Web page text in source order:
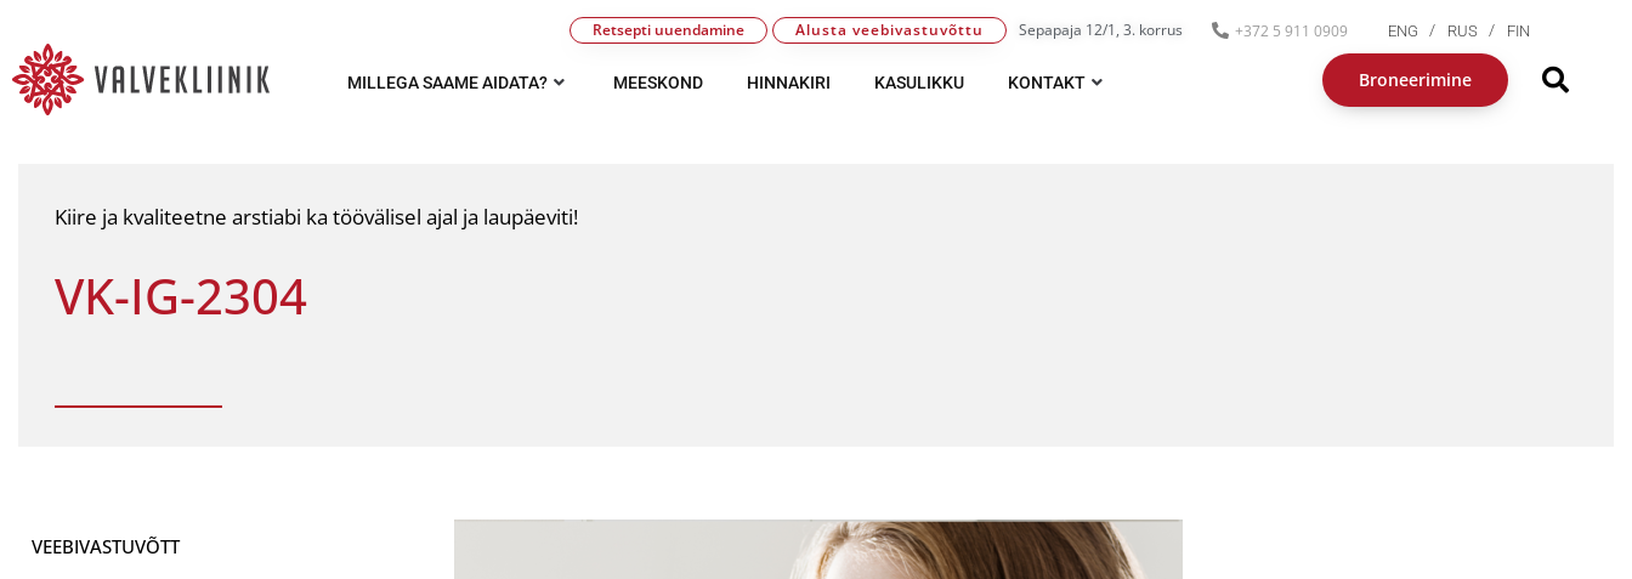
Retsepti uuendamine Alusta veebivastuvõttu Sepapaja 12/1, 3. korrus +372 5 911 0909 ENG RUS FIN
MILLEGA SAAME AIDATA? MEESKOND HINNAKIRI KASULIKKU KONTAKT Broneerimine
Kiire ja kvaliteetne arstiabi ka töövälisel ajal ja laupäeviti!
VK-IG-2304
VEEBIVASTUVÕTT